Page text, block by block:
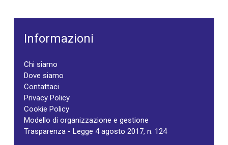
Informazioni
Chi siamo
Dove siamo
Contattaci
Privacy Policy
Cookie Policy
Modello di organizzazione e gestione
Trasparenza - Legge 4 agosto 2017, n. 124